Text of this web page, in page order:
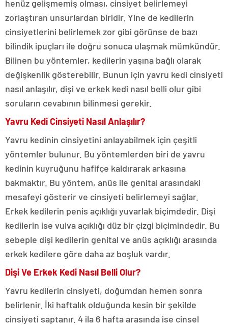
henüz gelişmemiş olması, cinsiyet belirlemeyi
zorlaştıran unsurlardan biridir. Yine de kedilerin
cinsiyetlerini belirlemek zor gibi görünse de bazı
bilindik ipuçları ile doğru sonuca ulaşmak mümkündür.
Bilinen bu yöntemler, kedilerin yaşına bağlı olarak
değişkenlik gösterebilir. Bunun için yavru kedi cinsiyeti
nasıl anlaşılır, dişi ve erkek kedi nasıl belli olur gibi
soruların cevabının bilinmesi gerekir.
Yavru Kedi Cinsiyeti Nasıl Anlaşılır?
Yavru kedinin cinsiyetini anlayabilmek için çeşitli
yöntemler bulunur. Bu yöntemlerden biri de yavru
kedinin kuyruğunu hafifçe kaldırarak arkasına
bakmaktır. Bu yöntem, anüs ile genital arasındaki
mesafeyi gösterir ve cinsiyeti belirlemeyi sağlar.
Erkek kedilerin penis açıklığı yuvarlak biçimdedir. Dişi
kedilerin ise vulva açıklığı düz bir çizgi biçimindedir. Bu
sebeple dişi kedilerin genital ve anüs açıklığı arasında
erkek kedilere göre daha az boşluk vardır.
Dişi Ve Erkek Kedi Nasıl Belli Olur?
Yavru kedilerin cinsiyeti, doğumdan hemen sonra
belirlenir. İki haftalık olduğunda kesin bir şekilde
cinsiyeti saptanır. 4 ila 6 hafta arasında ise cinsel